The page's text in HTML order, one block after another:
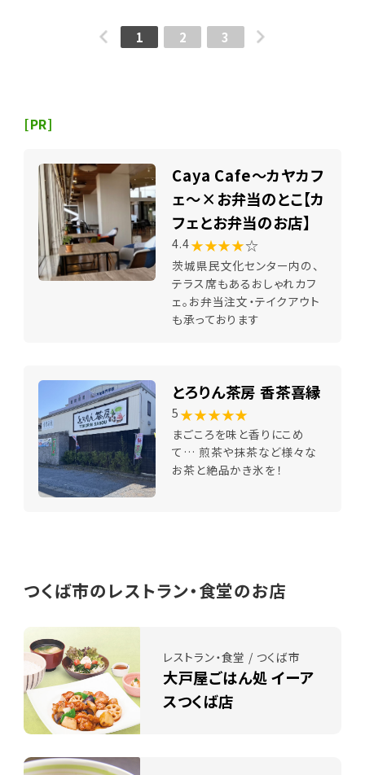
1 2 3
[PR]
Caya Cafe～カヤカフ
ェ～×お弁当のとこ【カ
フェとお弁当のお店】
4.4★★★★☆
茨城県民文化センター内の、
テラス席もあるおしゃれカフ
ェ。お弁当注文・テイクアウト
も承っております
とろりん茶房 香茶喜縁
5 ★★★★★
まごころを味と香りにこめ
て… 煎茶や抹茶など様々な
お茶と絶品かき氷を！
つくば市のレストラン・食堂のお店
レストラン・食堂 / つくば市
大戸屋ごはん処 イーア
スつくば店